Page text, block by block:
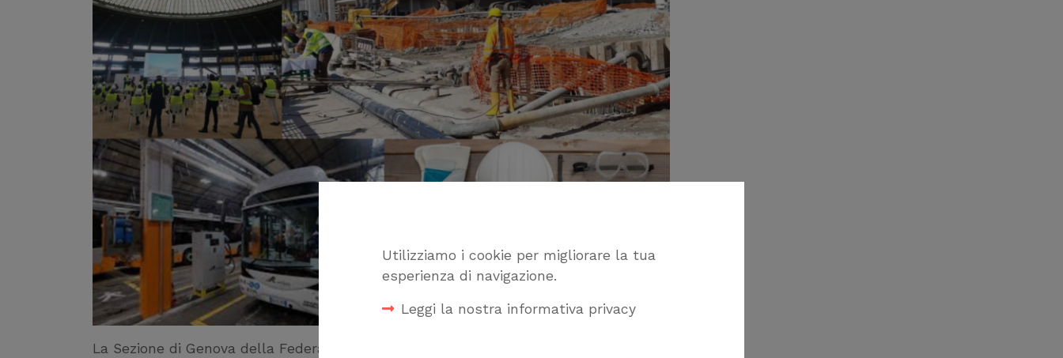
Utilizziamo i cookie per migliorare la tua
esperienza di navigazione.
Leggi la nostra informativa privacy
La Sezione di Genova della Federarchitetti organizza l’